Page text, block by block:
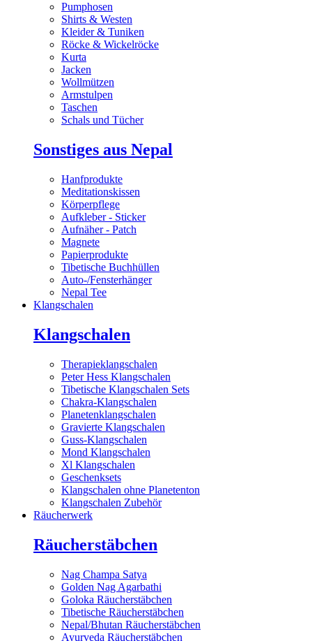
Pumphosen
Shirts & Westen
Kleider & Tuniken
Röcke & Wickelröcke
Kurta
Jacken
Wollmützen
Armstulpen
Taschen
Schals und Tücher
Sonstiges aus Nepal
Hanfprodukte
Meditationskissen
Körperpflege
Aufkleber - Sticker
Aufnäher - Patch
Magnete
Papierprodukte
Tibetische Buchhüllen
Auto-/Fensterhänger
Nepal Tee
Klangschalen
Klangschalen
Therapieklangschalen
Peter Hess Klangschalen
Tibetische Klangschalen Sets
Chakra-Klangschalen
Planetenklangschalen
Gravierte Klangschalen
Guss-Klangschalen
Mond Klangschalen
Xl Klangschalen
Geschenksets
Klangschalen ohne Planetenton
Klangschalen Zubehör
Räucherwerk
Räucherstäbchen
Nag Champa Satya
Golden Nag Agarbathi
Goloka Räucherstäbchen
Tibetische Räucherstäbchen
Nepal/Bhutan Räucherstäbchen
Ayurveda Räucherstäbchen